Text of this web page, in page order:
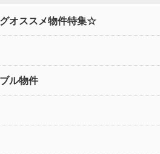
オススメ物件特集☆
ル物件